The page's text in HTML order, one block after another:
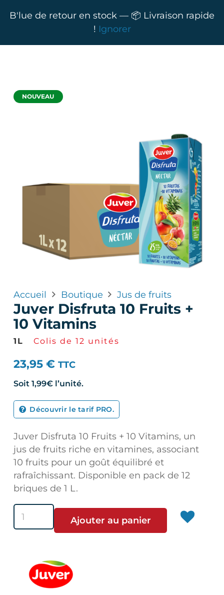
B'lue de retour en stock — 📦 Livraison rapide
! Ignorer
NOUVEAU
Accueil Boutique Jus de fruits
Juver Disfruta 10 Fruits +
10 Vitamins
1L Colis de 12 unités
23,95 € TTC
Soit 1,99€l’unité.
Découvrir le tarif PRO.
Juver Disfruta 10 Fruits + 10 Vitamins, un
jus de fruits riche en vitamines, associant
10 fruits pour un goût équilibré et
rafraîchissant. Disponible en pack de 12
briques de 1 L.
quantité
de
Fruits
Ajouter au panier